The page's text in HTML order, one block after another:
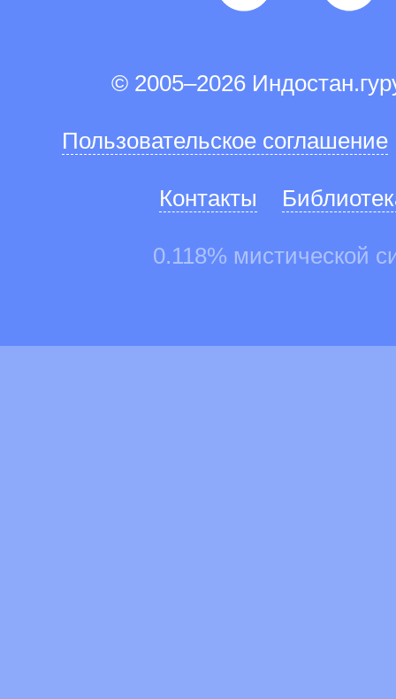
© 2005–2026
Пользовательское соглашение
Контакты
0.118% мистической